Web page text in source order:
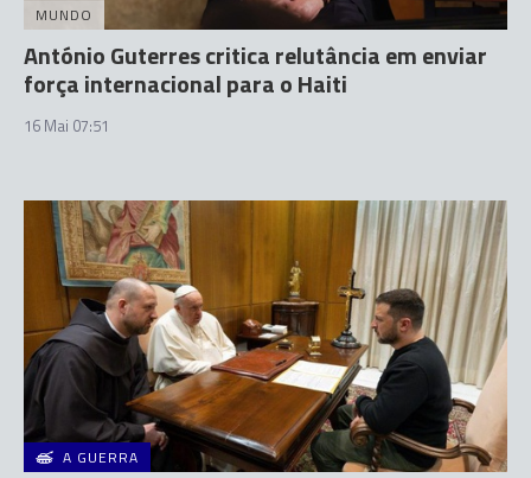
MUNDO
António Guterres critica relutância em enviar
força internacional para o Haiti
16 Mai 07:51
A GUERRA